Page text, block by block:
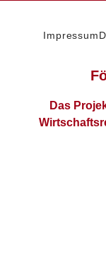
Impressum
Das